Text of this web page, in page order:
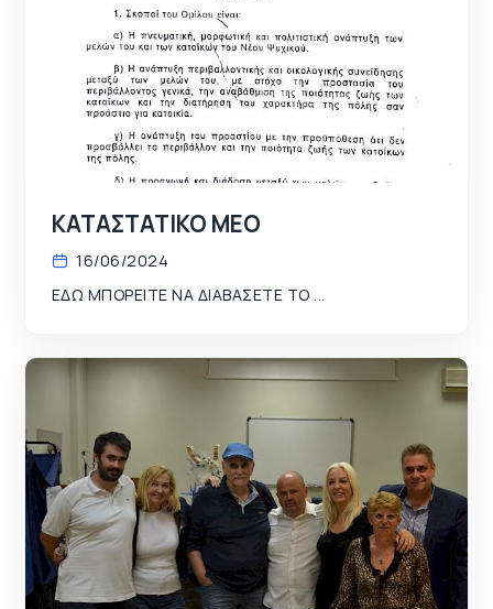
ΚΑΤΑΣΤΑΤΙΚΟ ΜΕΟ
16/06/2024
ΕΔΩ ΜΠΟΡΕΙΤΕ ΝΑ ΔΙΑΒΑΣΕΤΕ ΤΟ ...